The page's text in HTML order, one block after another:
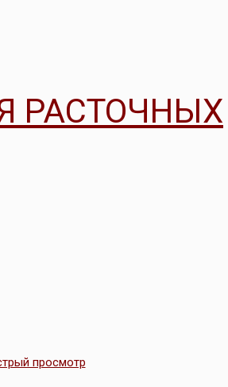
РАСТОЧНЫХ
просмотр